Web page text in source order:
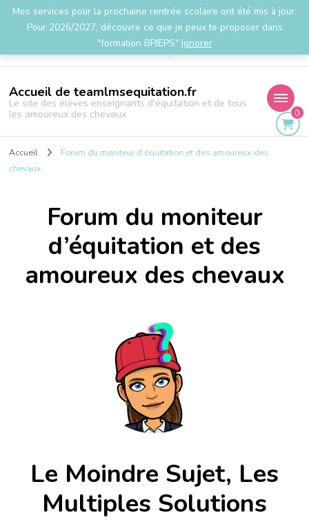
Mes services pour la prochaine rentrée scolaire ont été mis à jour.
Pour 2026/2027, découvre ce que je peux te proposer dans
"formation BPJEPS" Ignorer
la.team.lms@gmail.com
Accueil de teamlmsequitation.fr
Le site des élèves enseignants d'équitation et de tous
les amoureux des chevaux
0
Accueil
Forum du moniteur d’équitation et des amoureux des
chevaux
Forum du moniteur
d’équitation et des
amoureux des chevaux
Le Moindre Sujet, Les
Multiples Solutions